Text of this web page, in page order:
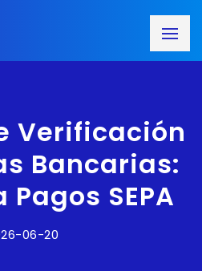
Verificación
Bancarias:
SEPA
06-20